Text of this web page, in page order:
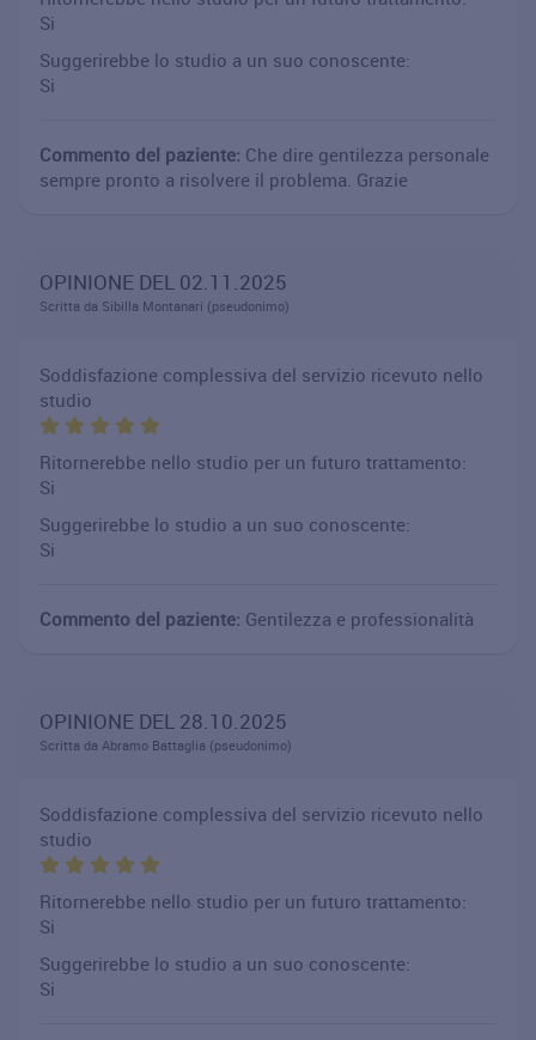
Si
Suggerirebbe lo studio a un suo conoscente:
Si
Commento del paziente: Che dire gentilezza personale
sempre pronto a risolvere il problema. Grazie
OPINIONE DEL 02.11.2025
Scritta da Sibilla Montanari (pseudonimo)
Soddisfazione complessiva del servizio ricevuto nello
studio
Ritornerebbe nello studio per un futuro trattamento:
Si
Suggerirebbe lo studio a un suo conoscente:
Si
Commento del paziente: Gentilezza e professionalità
OPINIONE DEL 28.10.2025
Scritta da Abramo Battaglia (pseudonimo)
Soddisfazione complessiva del servizio ricevuto nello
studio
Ritornerebbe nello studio per un futuro trattamento:
Si
Suggerirebbe lo studio a un suo conoscente:
Si